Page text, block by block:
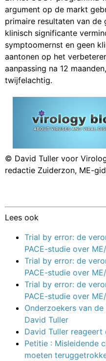
argument op de markt
primaire resultaten van de
klinisch significante
symptoomernst en geen
aantonen op het
aanpassing na 12
twijfelachtig.
© David Tuller voor
redactie Zuiderzon, ME-
Lees ook
Trial by error: de
PACE-studie over
Trial by error: de
PACE-studie over
Trial by error: de
PACE-studie over
Onderzoekers van
David Tuller
David Tuller reageert
Petitie : Misleidende
moeten